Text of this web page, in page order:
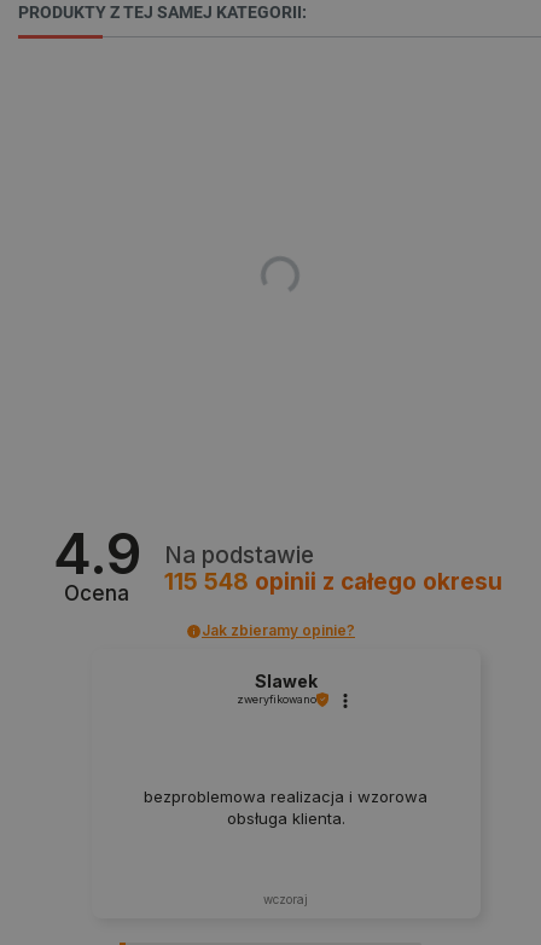
PRODUKTY Z TEJ SAMEJ KATEGORII:
4.9
Ocena
Na podstawie
115 548 opinii z całego okresu
Jak zbieramy opinie?
Slawek
zweryfikowano
bezproblemowa realizacja i wzorowa
obsługa klienta.
wczoraj
FUNKCJONALNOŚĆ
jak logowanie użytkownika i zarządzanie kontem.
Bez niezbędnych plików cookie nie można
VISITOR_PRIVACY_METADATA